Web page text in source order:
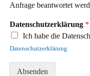
Anfrage beantwortet
Datenschutzerklärung *
Ich habe die
Datenschutzerklärung
Absenden